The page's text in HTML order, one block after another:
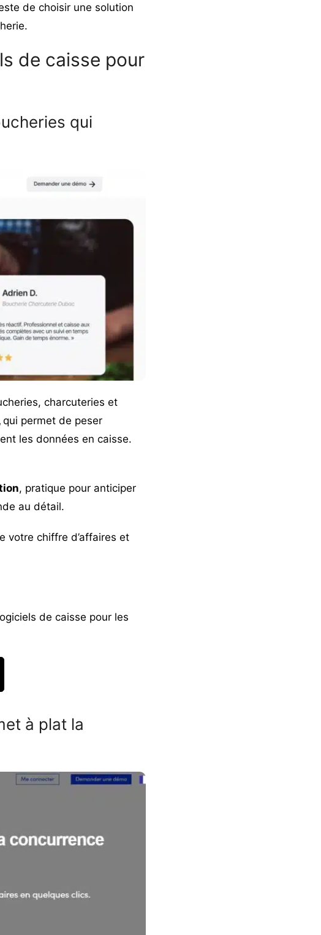
de choisir une solution
de caisse pour
qui
charcuteries et
qui permet de peser
les données en caisse.
, pratique pour anticiper
au détail.
votre chiffre d’affaires et
de caisse pour les
à plat la